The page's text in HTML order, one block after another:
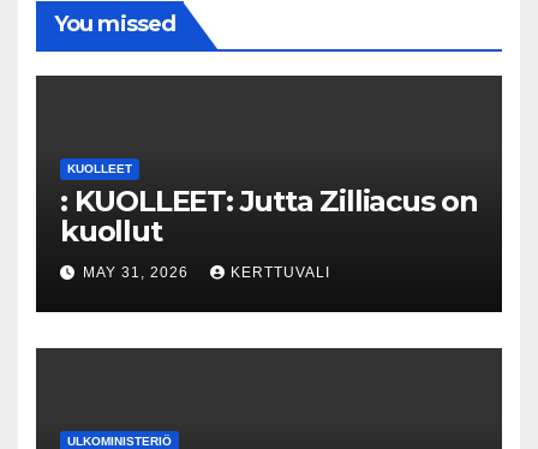
You missed
KUOLLEET
: KUOLLEET: Jutta Zilliacus on
kuollut
MAY 31, 2026 KERTTUVALI
ULKOMINISTERIÖ